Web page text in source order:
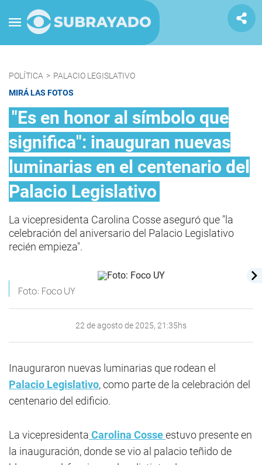
POLÍTICA > PALACIO LEGISLATIVO
MIRÁ LAS FOTOS
"Es en honor al símbolo que
significa": inauguran nuevas
luminarias en el centenario del
Palacio Legislativo
La vicepresidenta Carolina Cosse aseguró que "la
celebración del aniversario del Palacio Legislativo
recién empieza".
Foto: Foco UY
22 de agosto de 2025, 21:35hs
Inauguraron nuevas luminarias que rodean el
Palacio Legislativo, como parte de la celebración del
centenario del edificio.
La vicepresidenta Carolina Cosseestuvo presente en
la inauguración, donde se vio al palacio teñido de